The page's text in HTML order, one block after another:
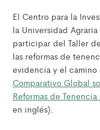
El Centro para la
la Universidad
participar del Taller
las reformas de
evidencia y el camino
Comparativo Global
Reformas de
en inglés).